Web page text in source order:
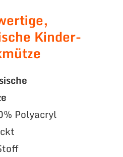
Kinder-
Polyacryl